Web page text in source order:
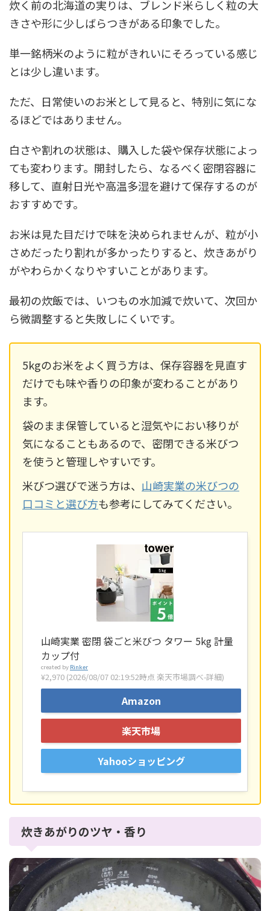
炊く前の北海道の実りは、ブレンド米らしく粒の大
きさや形に少しばらつきがある印象でした。
単一銘柄米のように粒がきれいにそろっている感じ
とは少し違います。
ただ、日常使いのお米として見ると、特別に気にな
るほどではありません。
白さや割れの状態は、購入した袋や保存状態によっ
ても変わります。開封したら、なるべく密閉容器に
移して、直射日光や高温多湿を避けて保存するのが
おすすめです。
お米は見た目だけで味を決められませんが、粒が小
さめだったり割れが多かったりすると、炊きあがり
がやわらかくなりやすいことがあります。
最初の炊飯では、いつもの水加減で炊いて、次回か
ら微調整すると失敗しにくいです。
5kgのお米をよく買う方は、保存容器を見直す
だけでも味や香りの印象が変わることがあり
ます。
袋のまま保管していると湿気やにおい移りが
気になることもあるので、密閉できる米びつ
を使うと管理しやすいです。
米びつ選びで迷う方は、 山崎実業の米びつの
口コミと選び方も参考にしてみてください。
山崎実業 密閉 袋ごと米びつ タワー 5kg 計量
カップ付
created by Rinker
¥2,970 (2026/08/07 02:19:52時点 楽天市場調べ-詳細)
Amazon
楽天市場
Yahooショッピング
炊きあがりのツヤ・香り